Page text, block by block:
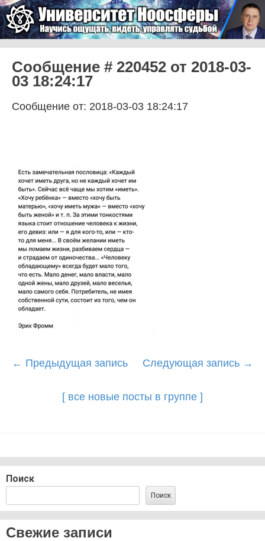
Университет Ноосферы
Сообщение # 220452 от 2018-03-
03 18:24:17
Сообщение от: 2018-03-03 18:24:17
Post
← Предыдущая запись Следующая запись →
[ все новые посты в группе ]
Поиск
Поиск
Свежие записи